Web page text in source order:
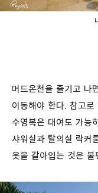
머드온천을 즐기고 나
이동해야 한다. 참고
수영복은 대여도 가능
샤워실과 탈의실 락커
옷을 갈아입는 것은